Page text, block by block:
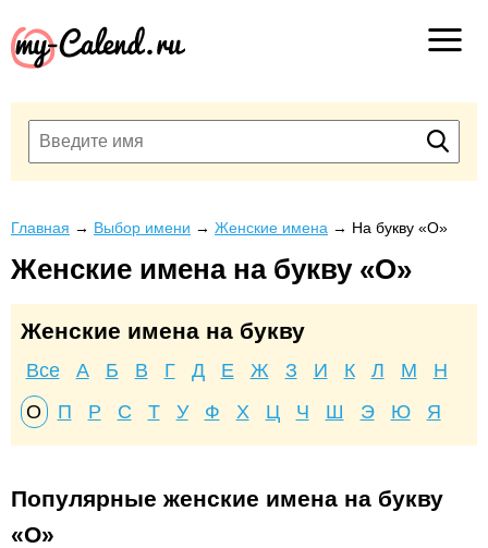
Главная → Выбор имени → Женские имена → На букву «О»
Женские имена на букву «О»
Женские имена на букву
Все А Б В Г Д Е Ж З И К Л М
Н
О
П Р С Т У Ф Х Ц Ч Ш Э Ю Я
Популярные женские имена на букву
«О»